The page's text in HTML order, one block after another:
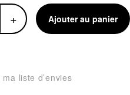
+ Ajouter au panier
liste d’envies